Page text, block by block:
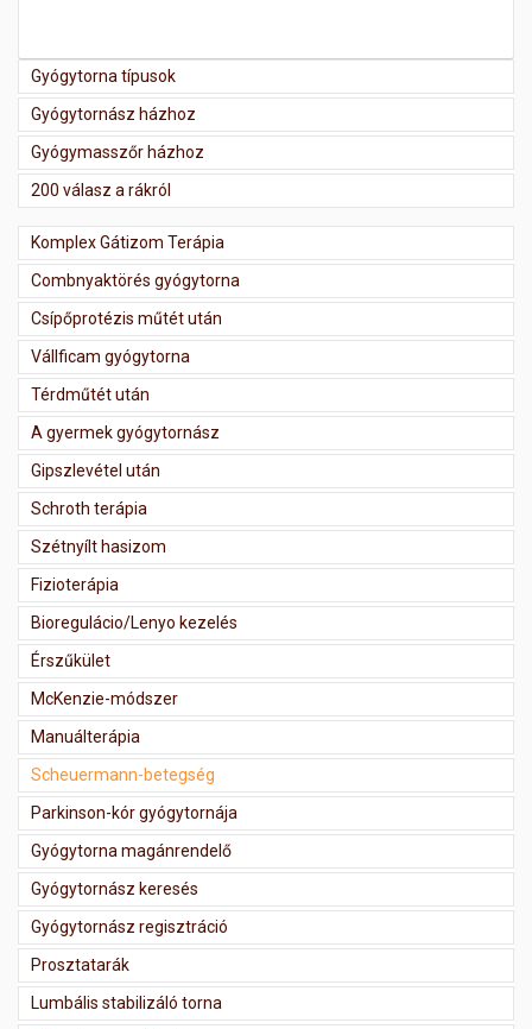
Gyógytorna típusok
Gyógytornász házhoz
Gyógymasszőr házhoz
200 válasz a rákról
Komplex Gátizom Terápia
Combnyaktörés gyógytorna
Csípőprotézis műtét után
Vállficam gyógytorna
Térdműtét után
A gyermek gyógytornász
Gipszlevétel után
Schroth terápia
Szétnyílt hasizom
Fizioterápia
Bioregulácio/Lenyo kezelés
Érszűkület
McKenzie-módszer
Manuálterápia
Scheuermann-betegség
Parkinson-kór gyógytornája
Gyógytorna magánrendelő
Gyógytornász keresés
Gyógytornász regisztráció
Prosztatarák
Lumbális stabilizáló torna